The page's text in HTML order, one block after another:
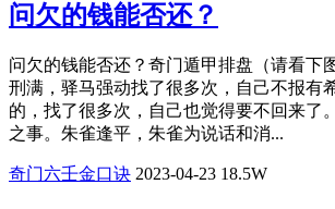
问欠的钱能否还？
问欠的钱能否还？奇门遁甲排盘（请看下
刑满，驿马强动找了很多次，自己不报有
的，找了很多次，自己也觉得要不回来了
之事。朱雀逢平，朱雀为说话和消...
奇门六壬金口诀 2023-04-23 18.5W